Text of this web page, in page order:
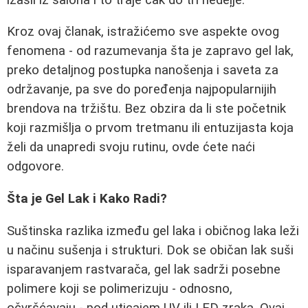
Kroz ovaj članak, istražićemo sve aspekte ovog
fenomena - od razumevanja šta je zapravo gel lak,
preko detaljnog postupka nanošenja i saveta za
održavanje, pa sve do poređenja najpopularnijih
brendova na tržištu. Bez obzira da li ste početnik
koji razmišlja o prvom tretmanu ili entuzijasta koja
želi da unapredi svoju rutinu, ovde ćete naći
odgovore.
Šta je Gel Lak i Kako Radi?
Suštinska razlika između gel laka i običnog laka leži
u načinu sušenja i strukturi. Dok se običan lak suši
isparavanjem rastvarača, gel lak sadrži posebne
polimere koji se polimerizuju - odnosno,